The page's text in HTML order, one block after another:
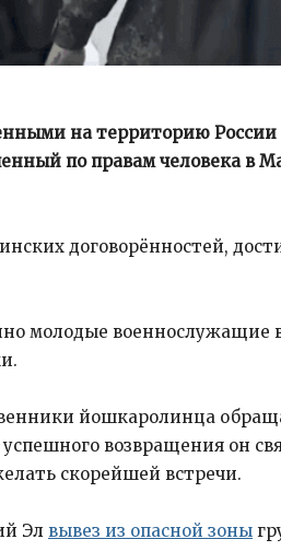
на территорию
по правам человека в
договорённостей,
молодые военнослужащие в
йошкаролинца
возвращения он
скорейшей встречи.
Эл вывез из опасной зоны